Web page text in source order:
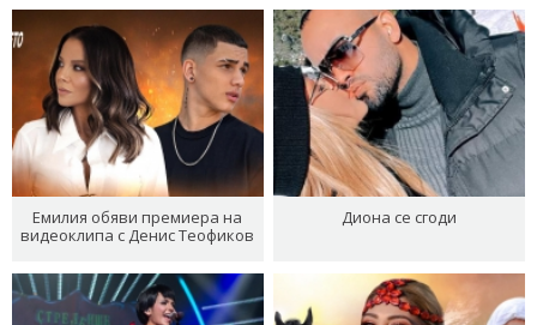
Емилия обяви премиера на
видеоклипа с Денис Теофиков
Диона се сгоди